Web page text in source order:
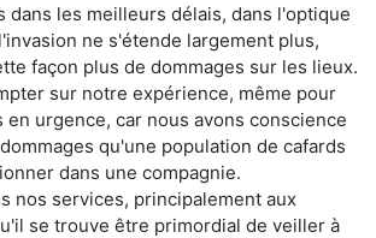
dans les meilleurs délais, dans l'optique
ne s'étende largement plus,
façon plus de dommages sur les lieux.
sur notre expérience, même pour
urgence, car nous avons conscience
qu'une population de cafards
dans une compagnie.
nos services, principalement aux
se trouve être primordial de veiller à